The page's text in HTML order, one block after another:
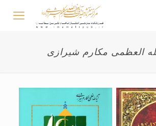
العظمی مکارم شیرازی